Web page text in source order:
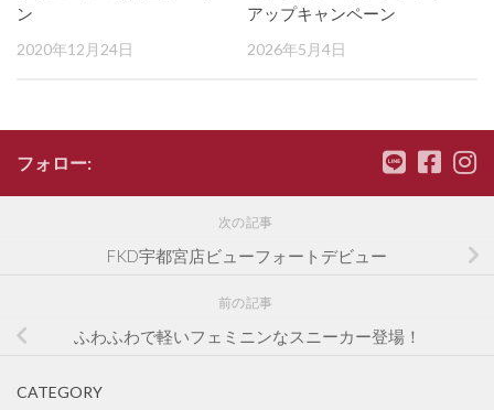
ン
2020年12月24日
アップキャンペーン
2026年5月4日
フォロー:
次の記事
FKD宇都宮店ビューフォートデビュー
前の記事
ふわふわで軽いフェミニンなスニーカー登場！
CATEGORY